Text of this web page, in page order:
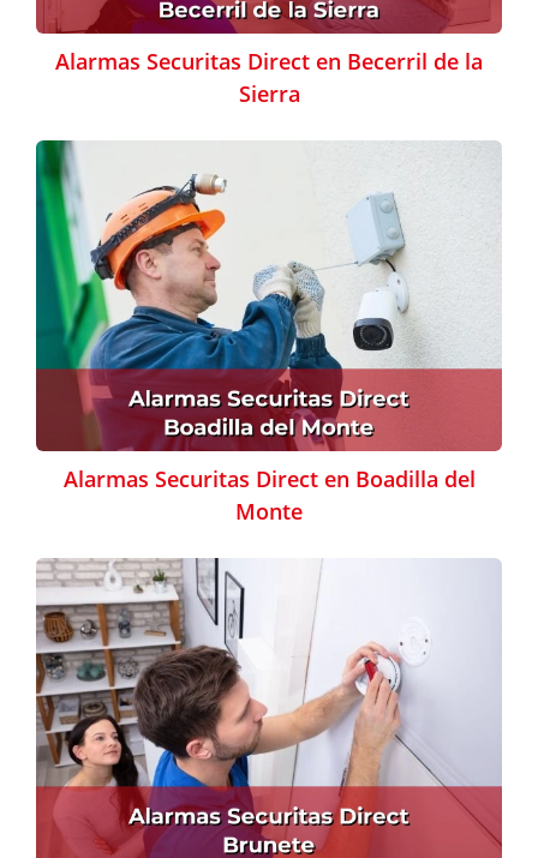
Alarmas Securitas Direct en Becerril de la
Sierra
Alarmas Securitas Direct en Boadilla del
Monte